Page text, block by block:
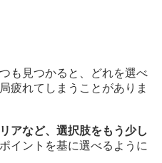
も見つかると、どれを選べ
疲れてしまうことがありま
アなど、選択肢をもう少し
イントを基に選べるように